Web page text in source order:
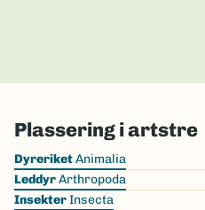
Plassering i artstre
Skip
the
list
DyreriketAnimalia
LeddyrArthropoda
InsekterInsecta